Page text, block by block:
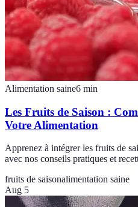
Alimentation saine6 min
Les Fruits de Saison :
Votre Alimentation
Apprenez à intégrer les fruits de
avec nos conseils pratiques et
fruits de saisonalimentation saine
Aug 5